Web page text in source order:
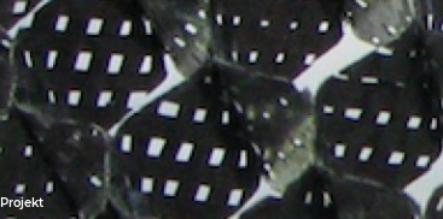
Projekt